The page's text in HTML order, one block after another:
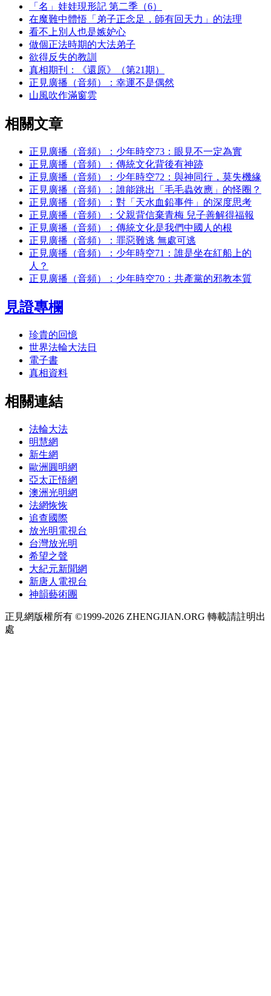
「名」娃娃現形記 第二季（6）
在魔難中體悟「弟子正念足，師有回天力」的法理
看不上別人也是嫉妒心
做個正法時期的大法弟子
欲得反失的教訓
真相期刊：《還原》（第21期）
正見廣播（音頻）：幸運不是偶然
山風吹作滿窗雲
相關文章
正見廣播（音頻）：少年時空73：眼見不一定為實
正見廣播（音頻）：傳統文化背後有神跡
正見廣播（音頻）：少年時空72：與神同行，莫失機緣
正見廣播（音頻）：誰能跳出「毛毛蟲效應」的怪圈？
正見廣播（音頻）：對「天水血鉛事件」的深度思考
正見廣播（音頻）：父親背信棄青梅 兒子善解得福報
正見廣播（音頻）：傳統文化是我們中國人的根
正見廣播（音頻）：罪惡難逃 無處可逃
正見廣播（音頻）：少年時空71：誰是坐在紅船上的
人？
正見廣播（音頻）：少年時空70：共產黨的邪教本質
見證專欄
珍貴的回憶
世界法輪大法日
電子書
真相資料
相關連結
法輪大法
明慧網
新生網
歐洲圓明網
亞太正悟網
澳洲光明網
法網恢恢
追查國際
放光明電視台
台灣放光明
希望之聲
大紀元新聞網
新唐人電視台
神韻藝術團
正見網版權所有 ©1999-2026 ZHENGJIAN.ORG 轉載請註明出
處